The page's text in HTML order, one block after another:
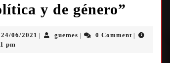
y de género”
24/06/2021 guemes 0 Comment
pm